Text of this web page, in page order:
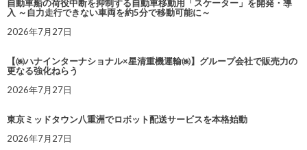
自動車船の荷役中断を抑制する自動車移動用「スケーター」を開発・導
入 ～自力走行できない車両を約5分で移動可能に～
2026年7月27日
【㈱ハナインターナショナル×星清重機運輸㈱】グループ会社で販売力の
更なる強化ねらう
2026年7月27日
東京ミッドタウン八重洲でロボット配送サービスを本格始動
2026年7月27日